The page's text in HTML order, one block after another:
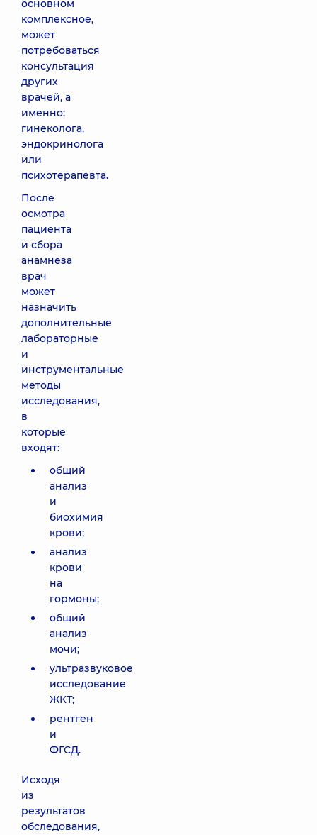
основном
комплексное,
может
потребоваться
консультация
других
врачей, а
именно:
гинеколога,
эндокринолога
или
психотерапевта.
После
осмотра
пациента
и сбора
анамнеза
врач
может
назначить
дополнительные
лабораторные
и
инструментальные
методы
исследования,
в
которые
входят:
общий
анализ
и
биохимия
крови;
анализ
крови
на
гормоны;
общий
анализ
мочи;
ультразвуковое
исследование
ЖКТ;
рентген
и
ФГСД.
Исходя
из
результатов
обследования,